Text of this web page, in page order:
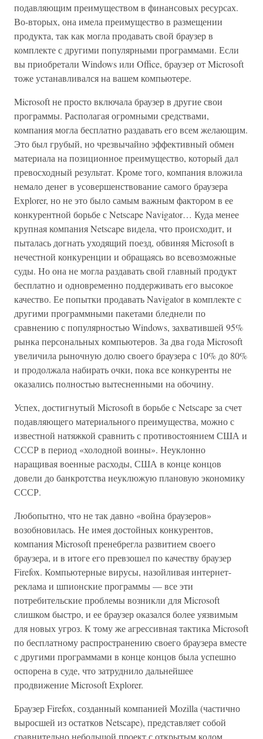
подавляющим преимуществом в финансовых ресурсах.
Во-вторых, она имела преимущество в размещении
продукта, так как могла продавать свой браузер в
комплекте с другими популярными программами. Если
вы приобретали Windows или Office, браузер от Microsoft
тоже устанавливался на вашем компьютере.
Microsoft не просто включала браузер в другие свои
программы. Располагая огромными средствами,
компания могла бесплатно раздавать его всем желающим.
Это был грубый, но чрезвычайно эффективный обмен
материала на позиционное преимущество, который дал
превосходный результат. Кроме того, компания вложила
немало денег в усовершенствование самого браузера
Explorer, но не это было самым важным фактором в ее
конкурентной борьбе с Netscape Navigator… Куда менее
крупная компания Netscape видела, что происходит, и
пыталась догнать уходящий поезд, обвиняя Microsoft в
нечестной конкуренции и обращаясь во всевозможные
суды. Но она не могла раздавать свой главный продукт
бесплатно и одновременно поддерживать его высокое
качество. Ее попытки продавать Navigator в комплекте с
другими программными пакетами бледнели по
сравнению с популярностью Windows, захватившей 95%
рынка персональных компьютеров. За два года Microsoft
увеличила рыночную долю своего браузера с 10% до 80%
и продолжала набирать очки, пока все конкуренты не
оказались полностью вытесненными на обочину.
Успех, достигнутый Microsoft в борьбе с Netscape за счет
подавляющего материального преимущества, можно с
известной натяжкой сравнить с противостоянием США и
СССР в период «холодной воины». Неуклонно
наращивая военные расходы, США в конце концов
довели до банкротства неуклюжую плановую экономику
СССР.
Любопытно, что не так давно «война браузеров»
возобновилась. Не имея достойных конкурентов,
компания Microsoft пренебрегла развитием своего
браузера, и в итоге его превзошел по качеству браузер
Firefox. Компьютерные вирусы, назойливая интернет-
реклама и шпионские программы — все эти
потребительские проблемы возникли для Microsoft
слишком быстро, и ее браузер оказался более уязвимым
для новых угроз. К тому же агрессивная тактика Microsoft
по бесплатному распространению своего браузера вместе
с другими программами в конце концов была успешно
оспорена в суде, что затруднило дальнейшее
продвижение Microsoft Explorer.
Браузер Firefox, созданный компанией Mozilla (частично
выросшей из остатков Netscape), представляет собой
сравнительно небольшой проект с открытым кодом